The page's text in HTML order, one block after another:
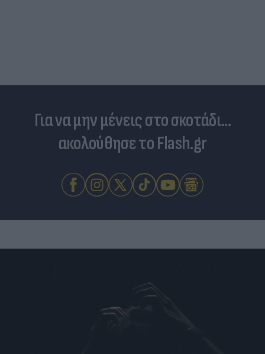
Για να μην μένεις στο σκοτάδι...
ακολούθησε το Flash.gr